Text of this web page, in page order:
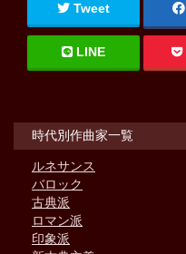
Tweet
LINE
時代別作曲家一覧
ルネサンス
バロック
古典派
ロマン派
印象派